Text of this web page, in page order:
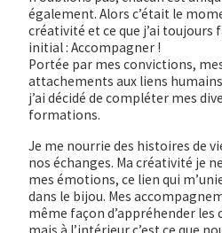
également. Alors c’était le
créativité et ce que j’ai
initial : Accompagner !
Portée par mes convictions,
attachements aux liens
j’ai décidé de compléter mes
formations.
Je me nourrie des histoires de
nos échanges. Ma créativité je
mes émotions, ce lien qui
dans le bijou. Mes
même façon d’appréhender les